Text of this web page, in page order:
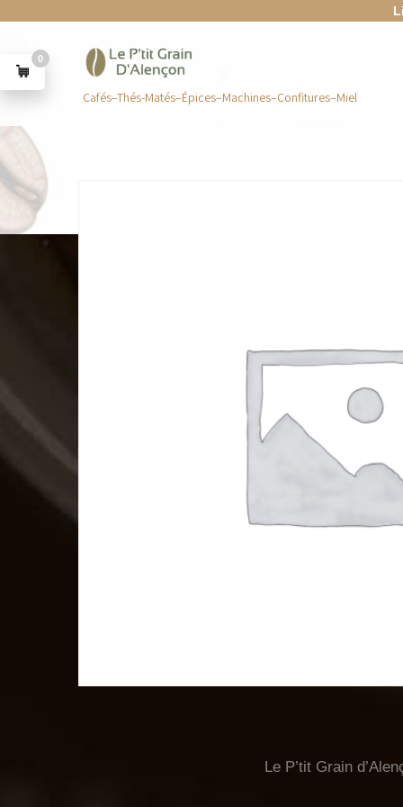
Cafés–Thés-Matés–Épices–Machines–Confitures–Miel
Le P’tit Grain
0